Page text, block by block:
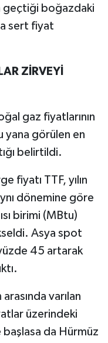
geçtiği boğazdaki
sert fiyat
ZİRVEYİ
gaz fiyatlarının
yana görülen en
belirtildi.
fiyatı TTF, yılın
dönemine göre
birimi (MBtu)
Asya spot
45 artarak
varılan
üzerindeki
başlasa da Hürmüz